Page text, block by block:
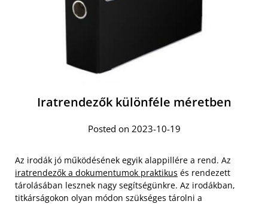
Iratrendezők különféle méretben
Posted on 2023-10-19
Az irodák jó működésének egyik alappillére a rend. Az
iratrendezők a dokumentumok praktikus és rendezett
tárolásában lesznek nagy segítségünkre. Az irodákban,
titkárságokon olyan módon szükséges tárolni a